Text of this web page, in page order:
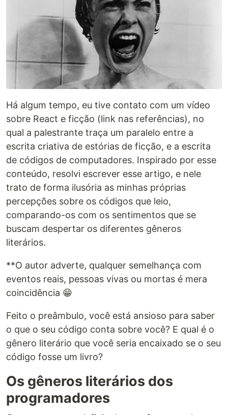
Há algum tempo, eu tive contato com um vídeo
sobre React e ficção (link nas referências), no
qual a palestrante traça um paralelo entre a
escrita criativa de estórias de ficção, e a escrita
de códigos de computadores. Inspirado por esse
conteúdo, resolvi escrever esse artigo, e nele
trato de forma ilusória as minhas próprias
percepções sobre os códigos que leio,
comparando-os com os sentimentos que se
buscam despertar os diferentes gêneros
literários.
**O autor adverte, qualquer semelhança com
eventos reais, pessoas vivas ou mortas é mera
coincidência 😁
Feito o preâmbulo, você está ansioso para saber
o que o seu código conta sobre você? E qual é o
gênero literário que você seria encaixado se o seu
código fosse um livro?
Os gêneros literários dos
programadores